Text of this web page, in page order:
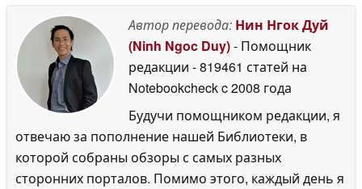
Автор перевода: Нин Нгок Дуй
(Ninh Ngoc Duy)- Помощник
редакции - 819461 статей на
Notebookcheckc 2008 года
Будучи помощником редакции, я
отвечаю за пополнение нашей Библиотеки, в
которой собраны обзоры с самых разных
сторонних порталов. Помимо этого, каждый день я